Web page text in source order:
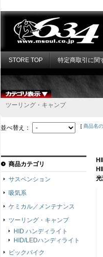
STORE TOP 特定商取引に関
ツーリング・キャンプ
並べ替え： [ 商品名
光
商品カテゴリ
サスペンション
吸気系
ケミカル／メンテナンス
ツーリング・キャンプ
HID ハンディライト
HID/LEDハンディライト
ビックバイク